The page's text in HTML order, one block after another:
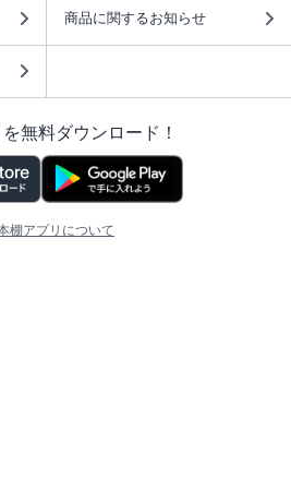
商品に関するお知らせ
無料ダウンロード！
棚アプリについて